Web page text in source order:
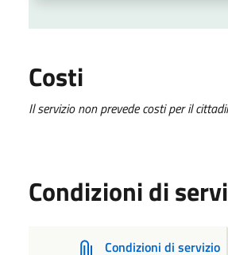
Costi
Il servizio non prevede costi per il
Condizioni di
Condizioni di servizio